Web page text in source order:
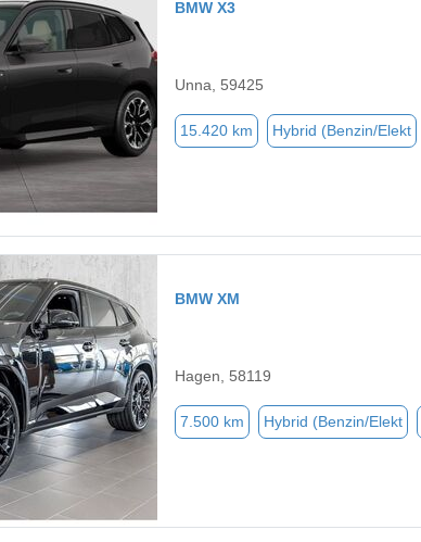
BMW X3
Unna, 59425
15.420 km Hybrid (Benzin/Elekt
BMW XM
Hagen, 58119
7.500 km Hybrid (Benzin/Elekt